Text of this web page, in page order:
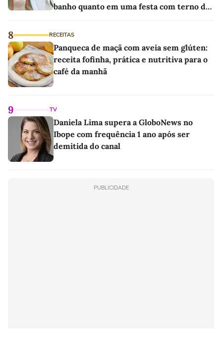
banho quanto em uma festa com terno de
8 RECEITAS
Panqueca de maçã com aveia sem glúten:
receita fofinha, prática e nutritiva para o
café da manhã
9 TV
Daniela Lima supera a GloboNews no
Ibope com frequência 1 ano após ser
demitida do canal
PUBLICIDADE